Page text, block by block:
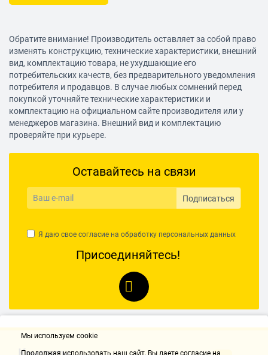
Обратите внимание! Производитель оставляет за собой право
изменять конструкцию, технические характеристики, внешний
вид, комплектацию товара, не ухудшающие его
потребительских качеств, без предварительного уведомления
потребителя и продавцов. В случае любых сомнений перед
покупкой уточняйте технические характеристики и
комплектацию на официальном сайте производителя или у
менеджеров магазина. Внешний вид и комплектацию
проверяйте при курьере.
Оставайтесь на связи
Подписаться
Я даю свое согласие на обработку персональных данных
Присоединяйтесь!
Мы используем cookie
Продолжая использовать наш cайт, Вы даете согласие на